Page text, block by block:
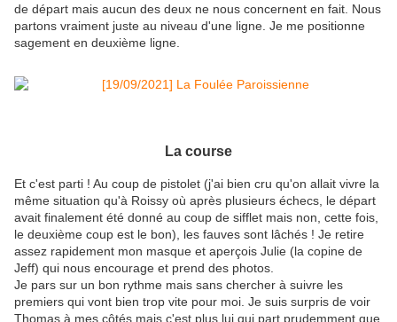
de départ mais aucun des deux ne nous concernent en fait. Nous
partons vraiment juste au niveau d'une ligne. Je me positionne
sagement en deuxième ligne.
La course
Et c'est parti ! Au coup de pistolet (j'ai bien cru qu'on allait vivre la
même situation qu'à Roissy où après plusieurs échecs, le départ
avait finalement été donné au coup de sifflet mais non, cette fois,
le deuxième coup est le bon), les fauves sont lâchés ! Je retire
assez rapidement mon masque et aperçois Julie (la copine de
Jeff) qui nous encourage et prend des photos.
Je pars sur un bon rythme mais sans chercher à suivre les
premiers qui vont bien trop vite pour moi. Je suis surpris de voir
Thomas à mes côtés mais c'est plus lui qui part prudemment que